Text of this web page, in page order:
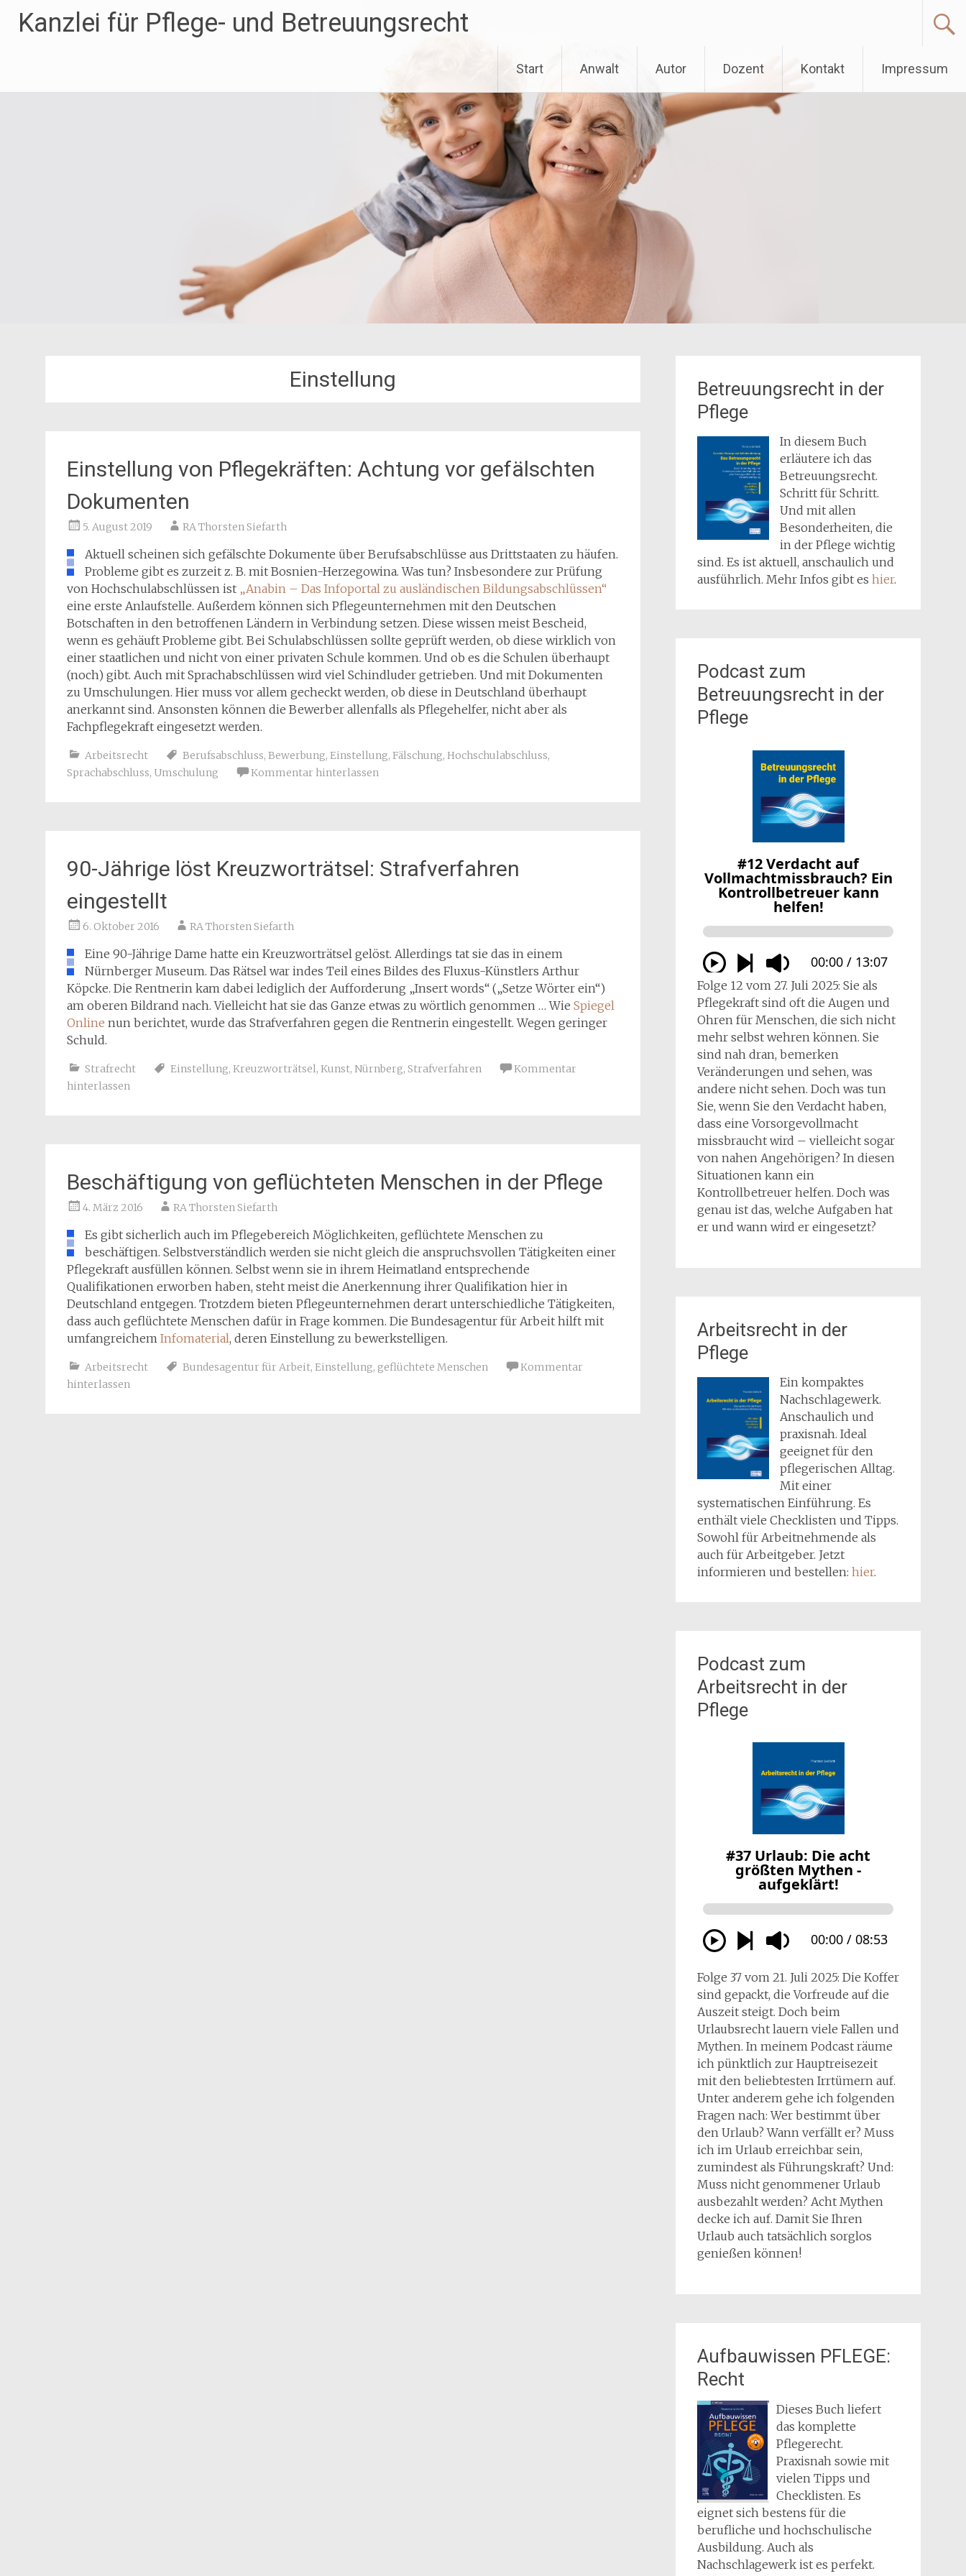
InhaltKanzlei für Pflege- und Betreuungsrecht
Start Anwalt Autor Dozent Kontakt Impressum
Einstellung
Einstellung von Pflegekräften: Achtung vor gefälschten
Dokumenten
5. August 2019 RA Thorsten Siefarth
Aktuell scheinen sich gefälschte Dokumente über Berufsabschlüsse aus Drittstaaten zu häufen.
Probleme gibt es zurzeit z. B. mit Bosnien-Herzegowina. Was tun? Insbesondere zur Prüfung
von Hochschulabschlüssen ist „Anabin – Das Infoportal zu ausländischen Bildungsabschlüssen“
eine erste Anlaufstelle. Außerdem können sich Pflegeunternehmen mit den Deutschen
Botschaften in den betroffenen Ländern in Verbindung setzen. Diese wissen meist Bescheid,
wenn es gehäuft Probleme gibt. Bei Schulabschlüssen sollte geprüft werden, ob diese wirklich von
einer staatlichen und nicht von einer privaten Schule kommen. Und ob es die Schulen überhaupt
(noch) gibt. Auch mit Sprachabschlüssen wird viel Schindluder getrieben. Und mit Dokumenten
zu Umschulungen. Hier muss vor allem gecheckt werden, ob diese in Deutschland überhaupt
anerkannt sind. Ansonsten können die Bewerber allenfalls als Pflegehelfer, nicht aber als
Fachpflegekraft eingesetzt werden.
Arbeitsrecht Berufsabschluss, Bewerbung, Einstellung, Fälschung, Hochschulabschluss,
Sprachabschluss, Umschulung Kommentar hinterlassen
90-Jährige löst Kreuzworträtsel: Strafverfahren
eingestellt
6. Oktober 2016 RA Thorsten Siefarth
Eine 90-Jährige Dame hatte ein Kreuzworträtsel gelöst. Allerdings tat sie das in einem
Nürnberger Museum. Das Rätsel war indes Teil eines Bildes des Fluxus-Künstlers Arthur
Köpcke. Die Rentnerin kam dabei lediglich der Aufforderung „Insert words“ („Setze Wörter ein“)
am oberen Bildrand nach. Vielleicht hat sie das Ganze etwas zu wörtlich genommen … Wie Spiegel
Online nun berichtet, wurde das Strafverfahren gegen die Rentnerin eingestellt. Wegen geringer
Schuld.
Strafrecht Einstellung, Kreuzworträtsel, Kunst, Nürnberg, Strafverfahren
Kommentar
hinterlassen
Beschäftigung von geflüchteten Menschen in der Pflege
4. März 2016 RA Thorsten Siefarth
Es gibt sicherlich auch im Pflegebereich Möglichkeiten, geflüchtete Menschen zu
beschäftigen. Selbstverständlich werden sie nicht gleich die anspruchsvollen Tätigkeiten einer
Pflegekraft ausfüllen können. Selbst wenn sie in ihrem Heimatland entsprechende
Qualifikationen erworben haben, steht meist die Anerkennung ihrer Qualifikation hier in
Deutschland entgegen. Trotzdem bieten Pflegeunternehmen derart unterschiedliche Tätigkeiten,
dass auch geflüchtete Menschen dafür in Frage kommen. Die Bundesagentur für Arbeit hilft mit
umfangreichem Infomaterial, deren Einstellung zu bewerkstelligen.
Arbeitsrecht Bundesagentur für Arbeit, Einstellung, geflüchtete Menschen
Kommentar
hinterlassen
Betreuungsrecht in der
Pflege
In diesem Buch
erläutere ich das
Betreuungsrecht.
Schritt für Schritt.
Und mit allen
Besonderheiten, die
in der Pflege wichtig
sind. Es ist aktuell, anschaulich und
ausführlich. Mehr Infos gibt es hier.
Podcast zum
Betreuungsrecht in der
Pflege
Folge 12 vom 27. Juli 2025: Sie als
Pflegekraft sind oft die Augen und
Ohren für Menschen, die sich nicht
mehr selbst wehren können. Sie
sind nah dran, bemerken
Veränderungen und sehen, was
andere nicht sehen. Doch was tun
Sie, wenn Sie den Verdacht haben,
dass eine Vorsorgevollmacht
missbraucht wird – vielleicht sogar
von nahen Angehörigen? In diesen
Situationen kann ein
Kontrollbetreuer helfen. Doch was
genau ist das, welche Aufgaben hat
er und wann wird er eingesetzt?
Arbeitsrecht in der
Pflege
Ein kompaktes
Nachschlagewerk.
Anschaulich und
praxisnah. Ideal
geeignet für den
pflegerischen Alltag.
Mit einer
systematischen Einführung. Es
enthält viele Checklisten und Tipps.
Sowohl für Arbeitnehmende als
auch für Arbeitgeber. Jetzt
informieren und bestellen: hier.
Podcast zum
Arbeitsrecht in der
Pflege
Folge 37 vom 21. Juli 2025: Die Koffer
sind gepackt, die Vorfreude auf die
Auszeit steigt. Doch beim
Urlaubsrecht lauern viele Fallen und
Mythen. In meinem Podcast räume
ich pünktlich zur Hauptreisezeit
mit den beliebtesten Irrtümern auf.
Unter anderem gehe ich folgenden
Fragen nach: Wer bestimmt über
den Urlaub? Wann verfällt er? Muss
ich im Urlaub erreichbar sein,
zumindest als Führungskraft? Und:
Muss nicht genommener Urlaub
ausbezahlt werden? Acht Mythen
decke ich auf. Damit Sie Ihren
Urlaub auch tatsächlich sorglos
genießen können!
Aufbauwissen PFLEGE:
Recht
Dieses Buch liefert
das komplette
Pflegerecht.
Praxisnah sowie mit
vielen Tipps und
Checklisten. Es
eignet sich bestens für die
berufliche und hochschulische
Ausbildung. Auch als
Nachschlagewerk ist es perfekt.